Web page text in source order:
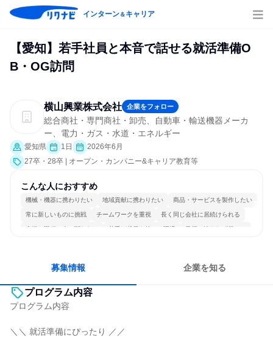
インターン＆キャリア
【愛知】若手社員と本音で話せる就活準備O
B・OG訪問
横山興業株式会社 企業をフォロー
総合商社・専門商社・卸売、自動車・輸送機器メーカ
ー、電力・ガス・水道・エネルギー
愛知県 1日
2026年6月
27卒・28卒 | オープン・カンパニー&キャリア教育等
こんな人におすすめ
機械・機器に携わりたい 地域貢献に携わりたい 商品・サービスを製作したい
常に新しいものに挑戦 チームワークを重視 長く同じ会社に居続けられる
多様な職種の人と関われる 若手が裁量を持てる環境 目標に追われず働ける
募集情報 企業を知る
プログラム内容
プログラム内容
＼＼ 就活準備にぴったり ／／